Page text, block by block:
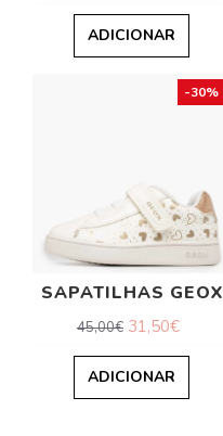
ADICIONAR
-30%
SAPATILHAS GEOX
45,00€ 31,50€
ADICIONAR